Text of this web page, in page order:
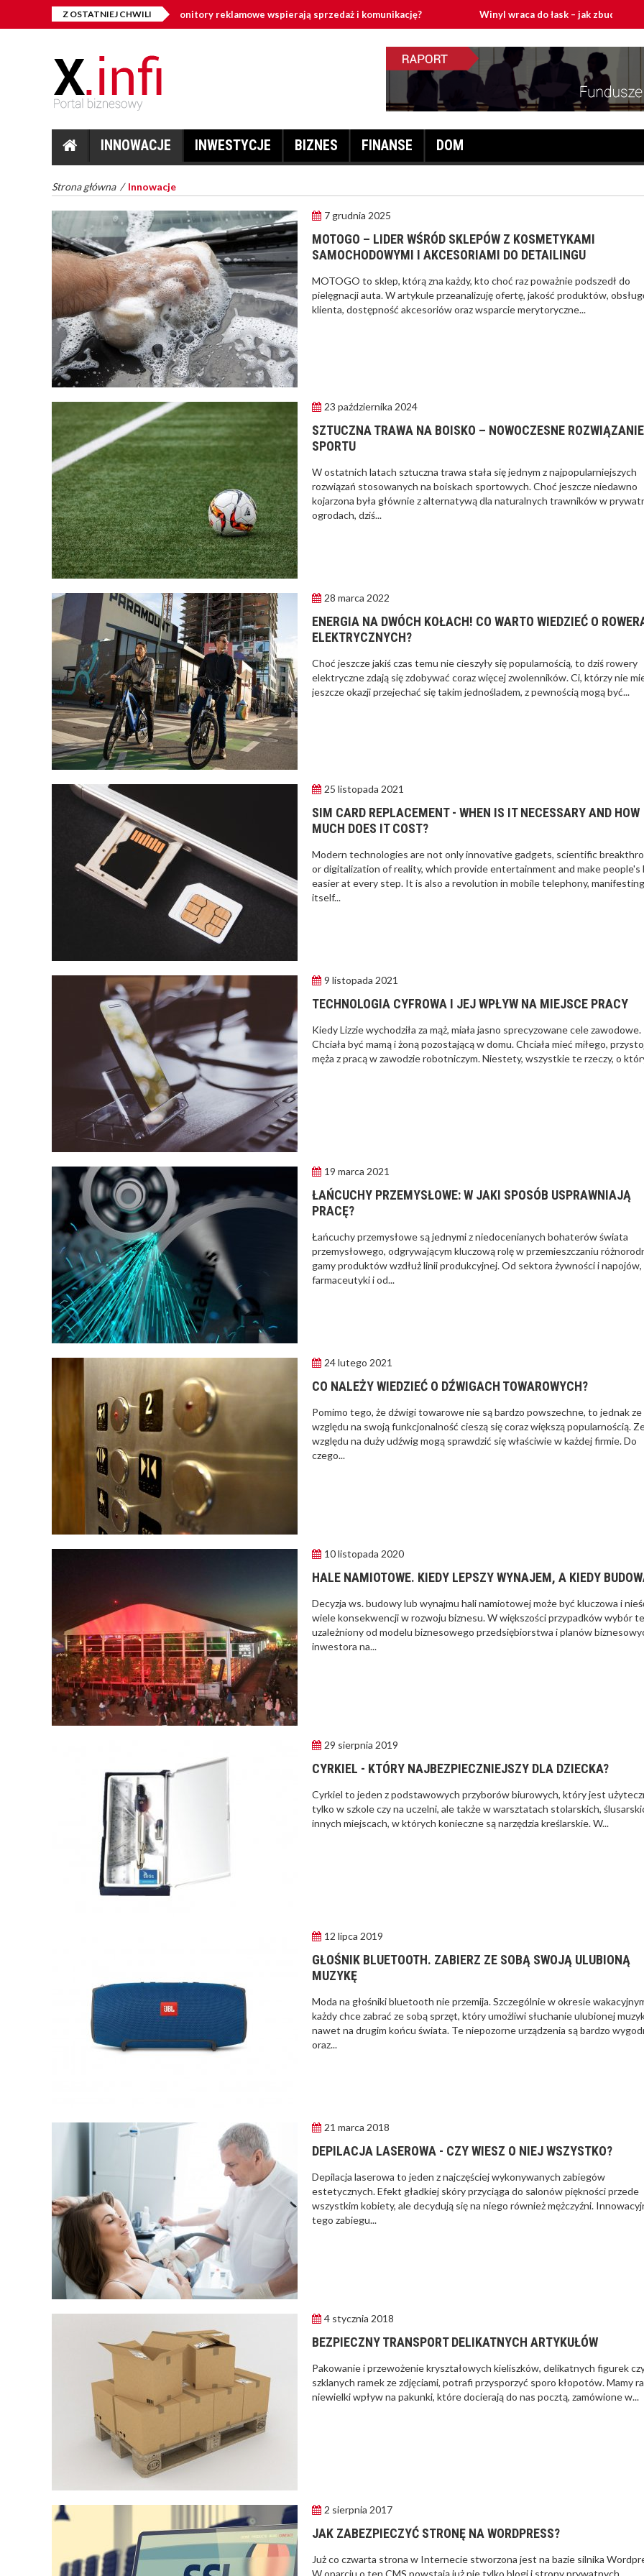
Z OSTATNIEJ CHWILI
signage w firmie – jak monitory reklamowe wspierają sprzedaż i komunikację? Winyl wraca do łask – jak zbudować domowy tor
INNOWACJE INWESTYCJE BIZNES FINANSE DOM
Strona główna / Innowacje
7 grudnia 2025
MOTOGO – LIDER WŚRÓD SKLEPÓW Z KOSMETYKAMI
SAMOCHODOWYMI I AKCESORIAMI DO DETAILINGU
MOTOGO to sklep, którą zna każdy, kto choć raz poważnie podszedł do
pielęgnacji auta. W artykule przeanalizuję ofertę, jakość produktów,
klienta, dostępność akcesoriów oraz wsparcie merytoryczne...
23 października 2024
SZTUCZNA TRAWA NA BOISKO – NOWOCZESNE
SPORTU
​W ostatnich latach sztuczna trawa stała się jednym z najpopularniejszych
rozwiązań stosowanych na boiskach sportowych. Choć jeszcze niedawno
kojarzona była głównie z alternatywą dla naturalnych trawników w
ogrodach, dziś...
28 marca 2022
ENERGIA NA DWÓCH KOŁACH! CO WARTO WIEDZIEĆ O
ELEKTRYCZNYCH?
Choć jeszcze jakiś czas temu nie cieszyły się popularnością, to dziś rowery
elektryczne zdają się zdobywać coraz więcej zwolenników. Ci, którzy nie
jeszcze okazji przejechać się takim jednośladem, z pewnością mogą być...
25 listopada 2021
SIM CARD REPLACEMENT - WHEN IS IT NECESSARY AND HOW
MUCH DOES IT COST?
Modern technologies are not only innovative gadgets, scientific
or digitalization of reality, which provide entertainment and make people's
easier at every step. It is also a revolution in mobile telephony, manifesting
itself...
9 listopada 2021
TECHNOLOGIA CYFROWA I JEJ WPŁYW NA MIEJSCE PRACY
Kiedy Lizzie wychodziła za mąż, miała jasno sprecyzowane cele zawodowe.
Chciała być mamą i żoną pozostającą w domu. Chciała mieć miłego,
męża z pracą w zawodzie robotniczym. Niestety, wszystkie te rzeczy, o
19 marca 2021
ŁAŃCUCHY PRZEMYSŁOWE: W JAKI SPOSÓB USPRAWNIAJĄ
PRACĘ?
Łańcuchy przemysłowe są jednymi z niedocenianych bohaterów świata
przemysłowego, odgrywającym kluczową rolę w przemieszczaniu
gamy produktów wzdłuż linii produkcyjnej. Od sektora żywności i napojów,
farmaceutyki i od...
24 lutego 2021
CO NALEŻY WIEDZIEĆ O DŹWIGACH TOWAROWYCH?
Pomimo tego, że dźwigi towarowe nie są bardzo powszechne, to jednak ze
względu na swoją funkcjonalność cieszą się coraz większą popularnością.
względu na duży udźwig mogą sprawdzić się właściwie w każdej firmie. Do
czego...
10 listopada 2020
HALE NAMIOTOWE. KIEDY LEPSZY WYNAJEM, A KIEDY
Decyzja ws. budowy lub wynajmu hali namiotowej może być kluczowa i
wiele konsekwencji w rozwoju biznesu. W większości przypadków wybór
uzależniony od modelu biznesowego przedsiębiorstwa i planów
inwestora na...
29 sierpnia 2019
CYRKIEL - KTÓRY NAJBEZPIECZNIEJSZY DLA DZIECKA?
Cyrkiel to jeden z podstawowych przyborów biurowych, który jest
tylko w szkole czy na uczelni, ale także w warsztatach stolarskich,
innych miejscach, w których konieczne są narzędzia kreślarskie. W...
12 lipca 2019
GŁOŚNIK BLUETOOTH. ZABIERZ ZE SOBĄ SWOJĄ ULUBIONĄ
MUZYKĘ
Moda na głośniki bluetooth nie przemija. Szczególnie w okresie
każdy chce zabrać ze sobą sprzęt, który umożliwi słuchanie ulubionej
nawet na drugim końcu świata. Te niepozorne urządzenia są bardzo
oraz...
21 marca 2018
DEPILACJA LASEROWA - CZY WIESZ O NIEJ WSZYSTKO?
Depilacja laserowa to jeden z najczęściej wykonywanych zabiegów
estetycznych. Efekt gładkiej skóry przyciąga do salonów piękności przede
wszystkim kobiety, ale decydują się na niego również mężczyźni.
tego zabiegu...
4 stycznia 2018
BEZPIECZNY TRANSPORT DELIKATNYCH ARTYKUŁÓW
Pakowanie i przewożenie kryształowych kieliszków, delikatnych figurek
szklanych ramek ze zdjęciami, potrafi przysporzyć sporo kłopotów. Mamy
niewielki wpływ na pakunki, które docierają do nas pocztą, zamówione w...
2 sierpnia 2017
JAK ZABEZPIECZYĆ STRONĘ NA WORDPRESS?
Już co czwarta strona w Internecie stworzona jest na bazie silnika
W oparciu o ten CMS powstają już nie tylko blogi i strony prywatnych